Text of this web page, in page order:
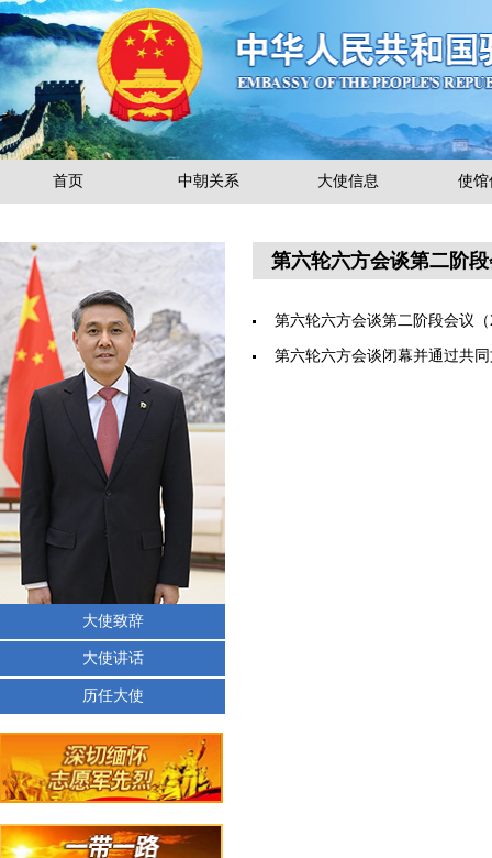
首页 中朝关系 大使信息 使馆
大使致辞
大使讲话
历任大使
第六轮六方会谈第二阶
第六轮六方会谈第二阶段会议
第六轮六方会谈闭幕并通过共